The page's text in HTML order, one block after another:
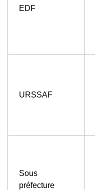
EDF
URSSAF
Sous
préfecture